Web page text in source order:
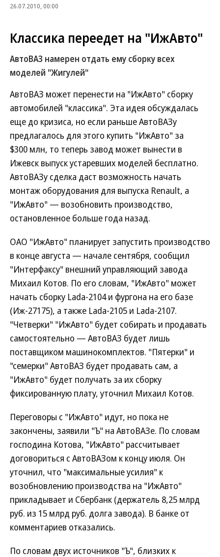
26.07.2010, 00:00
Классика переедет на "ИжАвто"
АвтоВАЗ намерен отдать ему сборку всех
моделей "Жигулей"
АвтоВАЗ может перенести на "ИжАвто" сборку
автомобилей "классика". Эта идея обсуждалась
еще до кризиса, но если раньше АвтоВАЗу
предлагалось для этого купить "ИжАвто" за
$300 млн, то теперь завод может вынести в
Ижевск выпуск устаревших моделей бесплатно.
АвтоВАЗу сделка даст возможность начать
монтаж оборудования для выпуска Renault, а
"ИжАвто" — возобновить производство,
остановленное больше года назад.
ОАО "ИжАвто" планирует запустить производство
в конце августа — начале сентября, сообщил
"Интерфаксу" внешний управляющий завода
Михаил Котов. По его словам, "ИжАвто" может
начать сборку Lada-2104 и фургона на его базе
(Иж-27175), а также Lada-2105 и Lada-2107.
"Четверки" "ИжАвто" будет собирать и продавать
самостоятельно — АвтоВАЗ будет лишь
поставщиком машинокомплектов. "Пятерки" и
"семерки" АвтоВАЗ будет продавать сам, а
"ИжАвто" будет получать за их сборку
фиксированную плату, уточнил Михаил Котов.
Переговоры с "ИжАвто" идут, но пока не
закончены, заявили "Ъ" на АвтоВАЗе. По словам
господина Котова, "ИжАвто" рассчитывает
договориться с АвтоВАЗом к концу июля. Он
уточнил, что "максимальные усилия" к
возобновлению производства на "ИжАвто"
прикладывает и Сбербанк (держатель 8,25 млрд
руб. из 15 млрд руб. долга завода). В банке от
комментариев отказались.
По словам двух источников "Ъ", близких к